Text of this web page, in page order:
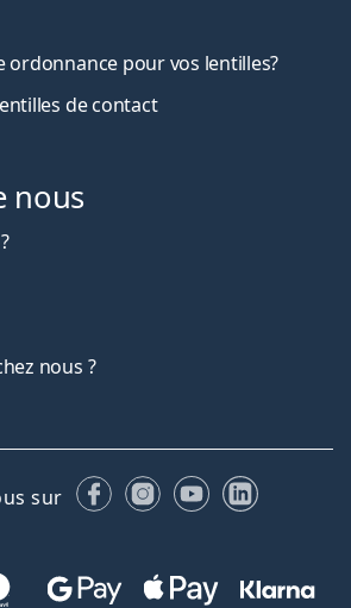
ordonnance pour vos lentilles?
de contact
nous
nous ?
sur FacebookInstagram
YouTubeLinkedIn